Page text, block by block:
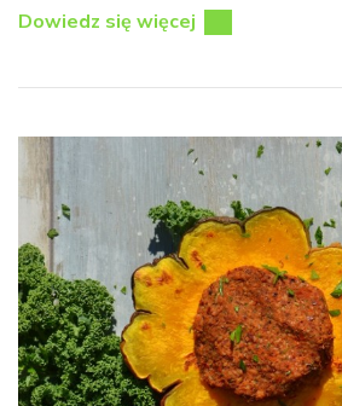
Dowiedz się więcej